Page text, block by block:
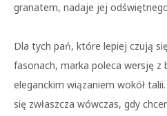
granatem, nadaje jej
Dla tych pań, które lepiej czują
fasonach, marka poleca wersję z
eleganckim wiązaniem wokół
się zwłaszcza wówczas, gdy